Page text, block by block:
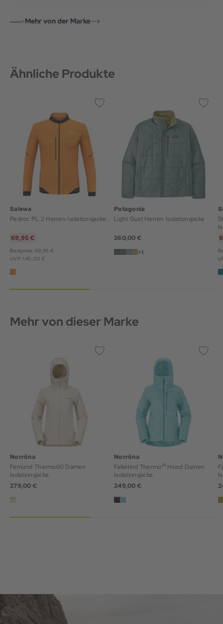
Mehr von der Marke
Ähnliche Produkte
Salewa
Pedroc PL 2 Herren Isolationsjacke
69,95 €
Bestpreis: 69,95 €
UVP: 140,00 €
Patagonia
Light Gust Herren Isolationsjacke
260,00 €
+1
Mehr von dieser Marke
Norröna
Femund Thermo60 Damen
Isolationsjacke
279,00 €
Norröna
Falketind Thermo⁴⁰ Hood Damen
Isolationsjacke
249,00 €